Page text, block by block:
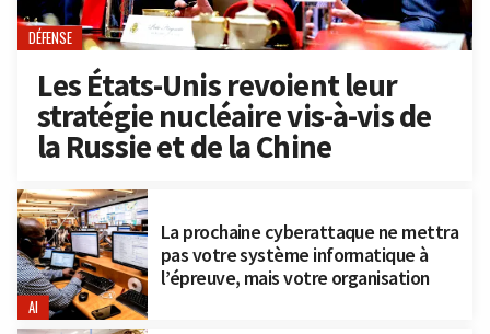
DÉFENSE
Les États-Unis revoient leur
stratégie nucléaire vis-à-vis de
la Russie et de la Chine
AI
La prochaine cyberattaque ne mettra
pas votre système informatique à
l’épreuve, mais votre organisation